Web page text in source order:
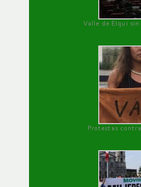
Valle de Elqui
Protestas contra